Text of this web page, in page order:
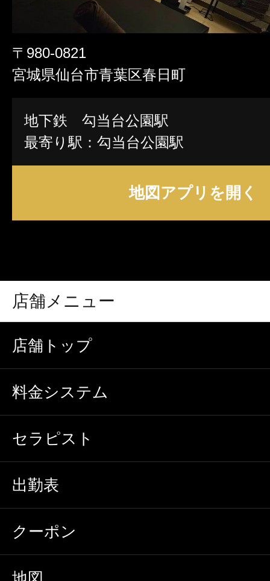
〒980-0821
宮城県仙台市青葉区春日町
地下鉄 勾当台公園駅
最寄り駅：勾当台公園駅
地図アプリを開く
店舗メニュー
店舗トップ
料金システム
セラピスト
出勤表
クーポン